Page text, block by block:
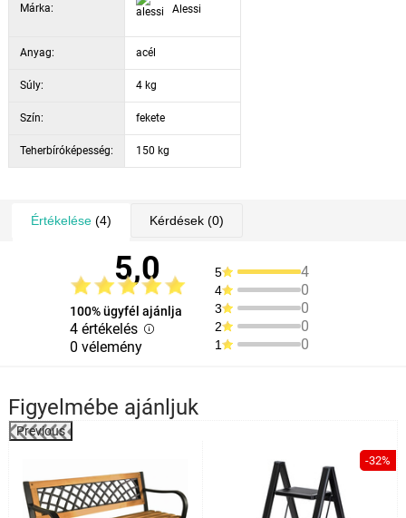
állvány magassága: 0,47 m
összehajtott létra hossza: 0,91 m
Márka: Alessi
Anyag: acél
Súly: 4 kg
Szín: fekete
Teherbíróképesség: 150 kg
Értékelése(4) Kérdések(0)
5,0
100% ügyfél ajánlja
4 értékelés
0 vélemény
5 4
4 0
3 0
2 0
1 0
Figyelmébe ajánljuk
Previous
-32%